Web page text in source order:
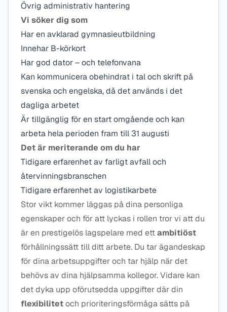
Övrig administrativ hantering
Vi söker dig som
Har en avklarad gymnasieutbildning
Innehar B-körkort
Har god dator – och telefonvana
Kan kommunicera obehindrat i tal och skrift på
svenska och engelska, då det används i det
dagliga arbetet
Är tillgänglig för en start omgående och kan
arbeta hela perioden fram till 31 augusti
Det är meriterande om du har
Tidigare erfarenhet av farligt avfall och
återvinningsbranschen
Tidigare erfarenhet av logistikarbete
Stor vikt kommer läggas på dina personliga
egenskaper och för att lyckas i rollen tror vi att du
är en prestigelös lagspelare med ettambitiöst
förhållningssätt till ditt arbete. Du tar ägandeskap
för dina arbetsuppgifter och tar hjälp när det
behövs av dina hjälpsamma kollegor. Vidare kan
det dyka upp oförutsedda uppgifter där din
flexibilitetoch prioriteringsförmåga sätts på